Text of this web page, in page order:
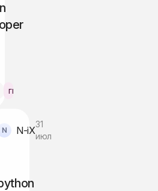
гибрид Амстердам
N-iX
31
июл